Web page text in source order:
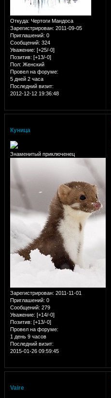
Откуда: Чертоги Мандоса
Зарегистрирован: 2011-09-05
Приглашений: 0
Сообщений: 324
Уважение: [+25/-0]
Позитив: [+13/-0]
Пол: Женский
Провел на форуме:
5 дней 2 часа
Последний визит:
2012-12-12 19:36:48
Куница
Знаменитый приключенец
Зарегистрирован: 2011-11-01
Приглашений: 0
Сообщений: 279
Уважение: [+14/-0]
Позитив: [+13/-0]
Провел на форуме:
1 день 9 часов
Последний визит:
2015-01-26 09:59:45
Vaire